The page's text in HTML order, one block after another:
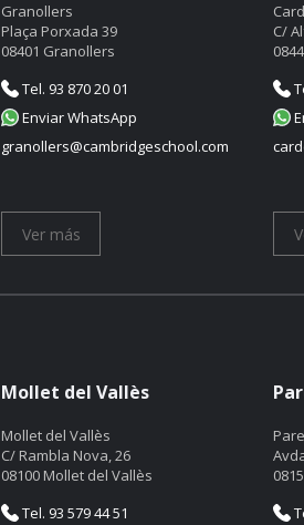
Granollers
Plaça Porxada 39
08401 Granollers
Tel. 93 870 20 01
Enviar WhatsApp
granollers@cambridgeschool.com
Ver más
C/
Mollet del Vallès
Mollet del Vallès
C/ Rambla Nova, 26
08100 Mollet del Vallès
Tel. 93 579 44 51